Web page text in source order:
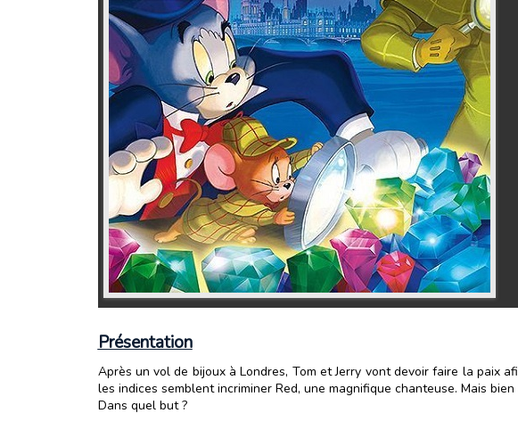
Présentation
Après un vol de bijoux à Londres, Tom et Jerry vont devoir faire la paix
les indices semblent incriminer Red, une magnifique chanteuse. Mais
Dans quel but ?